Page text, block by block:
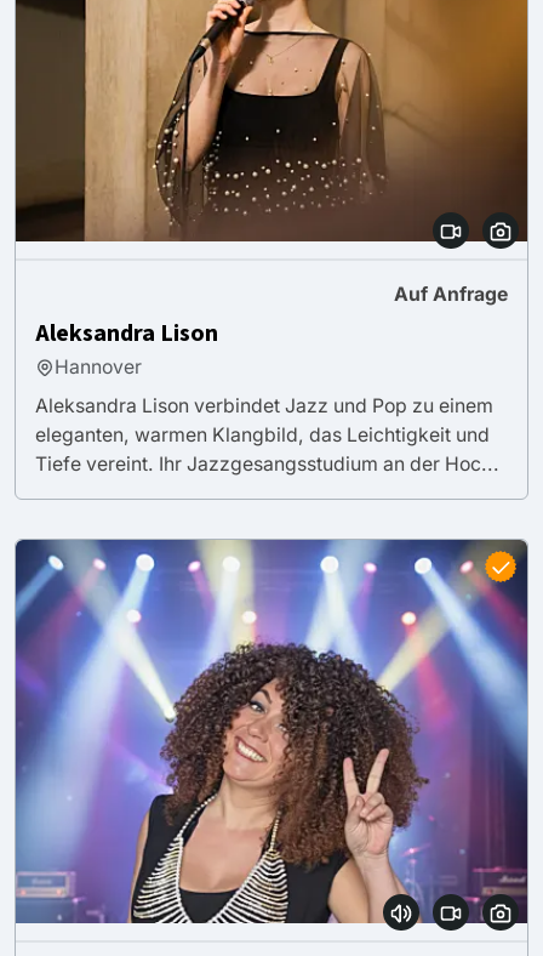
Auf Anfrage
Aleksandra Lison
Hannover
Aleksandra Lison verbindet Jazz und Pop zu einem
eleganten, warmen Klangbild, das Leichtigkeit und
Tiefe vereint. Ihr Jazzgesangsstudium an der Hoc...